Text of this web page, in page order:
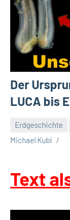
Der
LUCA bis
Erdgeschichte
Michael Kubi
Text